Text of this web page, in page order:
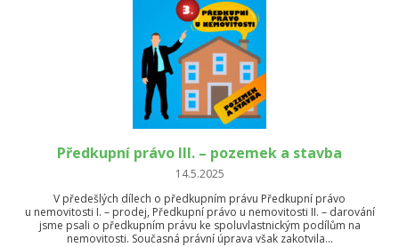
Předkupní právo III. – pozemek a stavba
14.5.2025
V předešlých dílech o předkupním právu Předkupní právo
u nemovitosti I. – prodej, Předkupní právo u nemovitosti II. – darování
jsme psali o předkupním právu ke spoluvlastnickým podílům na
nemovitosti. Současná právní úprava však zakotvila…